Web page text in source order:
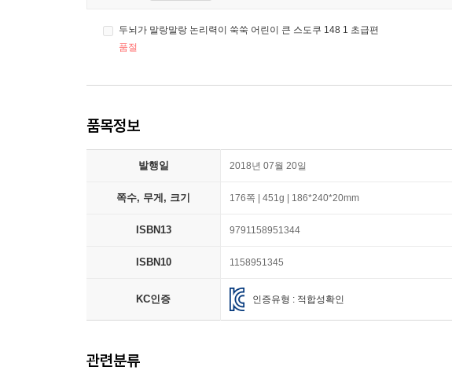
두뇌가 말랑말랑 논리력이 쑥쑥 어린이 큰 스도쿠 148 1 초급편
품절
품목정보
발행일 2018년 07월 20일
쪽수, 무게, 크기 176쪽 | 451g | 186*240*20mm
ISBN13 9791158951344
ISBN10 1158951345
KC인증 인증유형 : 적합성확인
관련분류